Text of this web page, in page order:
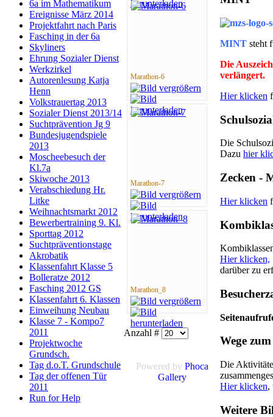
6a im Mathematikum
Ereignisse März 2014
Projektfahrt nach Paris
Fasching in der 6a
Skyliners
Ehrung Sozialer Dienst
Werkzirkel
Autorenlesung Katja
Henn
Volkstrauertag 2013
Sozialer Dienst 2013/14
Suchtprävention Jg 9
Bundesjugendspiele
2013
Moscheebesuch der
Kl.7a
Skiwoche 2013
Verabschiedung Hr.
Litke
Weihnachtsmarkt 2012
Bewerbertraining 9. Kl.
Sporttag 2012
Suchtpräventionstage
Akrobatik
Klassenfahrt Klasse 5
Bolleratze 2012
Fasching 2012 GS
Klassenfahrt 6. Klassen
Einweihung Neubau
Klasse 7 - Kompo7
2011
Projektwoche
Grundsch.
Tag d.o.T. Grundschule
Tag der offenen Tür
2011
Run for Help
Marathon-6
Marathon-7
Marathon_8
Anzahl #
Powered by Phoca
Gallery
MINT steht
Die
verlängert.
Hier klicken
Die
Dazu hier
Zecken -
Hier klicken
Hier klicken,
darüber zu
Wege
Die
Hier klicken,
Weitere